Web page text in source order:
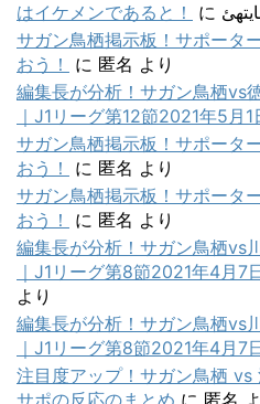
はイケメンであると！
に
サガン鳥栖掲示板！サポータ
おう！
に 匿名 より
編集長が分析！サガン鳥栖vs
｜J1リーグ第12節2021年5月1
サガン鳥栖掲示板！サポータ
おう！
に 匿名 より
サガン鳥栖掲示板！サポータ
おう！
に 匿名 より
編集長が分析！サガン鳥栖vs
｜J1リーグ第8節2021年4月7
より
編集長が分析！サガン鳥栖vs
｜J1リーグ第8節2021年4月7
注目度アップ！サガン鳥栖
サポの反応のまとめ に 匿名